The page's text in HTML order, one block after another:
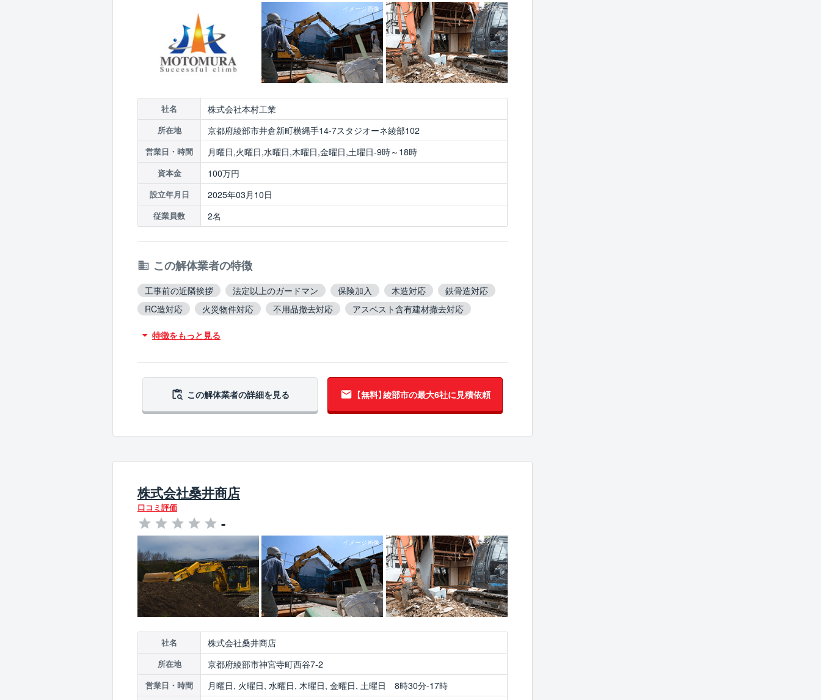
社名 株式会社本村工業
所在地 京都府綾部市井倉新町横縄手14-7スタジオーネ綾部102
営業日・時間 月曜日,火曜日,水曜日,木曜日,金曜日,土曜日-9時～18時
資本金 100万円
設立年月日 2025年03月10日
従業員数 2名
この解体業者の特徴
工事前の近隣挨拶 法定以上のガードマン 保険加入 木造対応
鉄骨造対応
RC造対応
火災物件対応 不用品撤去対応
アスベスト含有建材撤去対応
特徴をもっと見る
この解体業者の詳細を見る 【無料】綾部市の最大6社に見積依頼
株式会社桑井商店
口コミ評価
-
社名 株式会社桑井商店
所在地 京都府綾部市神宮寺町西谷7-2
営業日・時間 月曜日, 火曜日, 水曜日, 木曜日, 金曜日, 土曜日 8時30分-17時